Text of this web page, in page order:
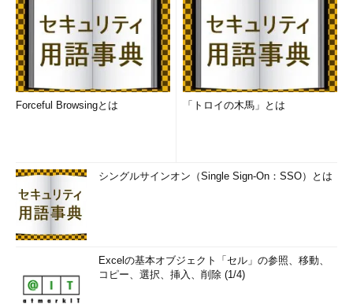
Forceful Browsingとは 「トロイの木馬」とは
シングルサインオン（Single Sign-On：SSO）とは
Excelの基本オブジェクト「セル」の参照、移動、
コピー、選択、挿入、削除 (1/4)